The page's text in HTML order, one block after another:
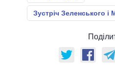
Зустріч Зеленського і